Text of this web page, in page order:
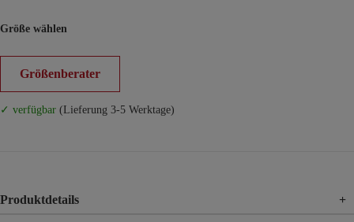
Größe wählen
Größenberater
✓ verfügbar (Lieferung 3-5 Werktage)
Produktdetails +